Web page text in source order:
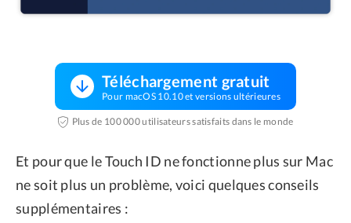
Téléchargement gratuit
Pour macOS 10.10 et versions ultérieures
Plus de 100 000 utilisateurs satisfaits dans le monde
Et pour que le Touch ID ne fonctionne plus sur Mac
ne soit plus un problème, voici quelques conseils
supplémentaires :